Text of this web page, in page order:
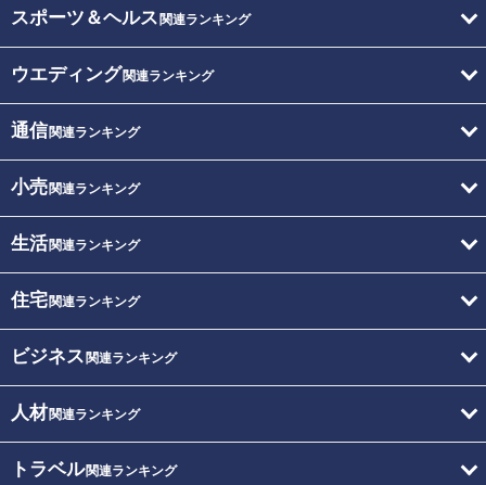
スポーツ＆ヘルス 関連ランキング
ウエディング関連ランキング
通信関連ランキング
小売関連ランキング
生活関連ランキング
住宅関連ランキング
ビジネス 関連ランキング
人材関連ランキング
トラベル関連ランキング